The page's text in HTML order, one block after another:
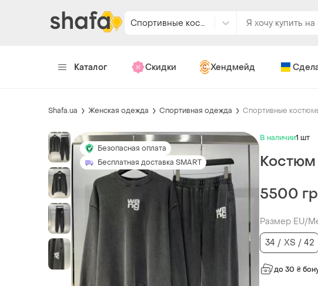
Спортивные костюмы
Каталог Скидки Хендмейд
Shafa.ua Женская одежда Спортивная одежда Спортивные
Безопасная оплата
Бесплатная доставка SMART
В наличии1 шт
Костюм
5500
Размер EU/
34 / XS / 42
до 30 ₴